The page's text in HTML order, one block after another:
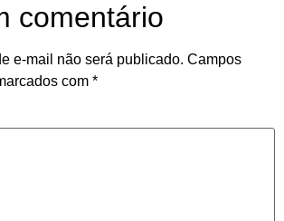
comentário
e-mail não será publicado. Campos
com *